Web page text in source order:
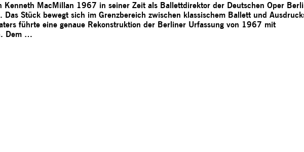
Kenneth MacMillan 1967 in seiner Zeit als Ballettdirektor der Deutschen Oper
Stück bewegt sich im Grenzbereich zwischen klassischem Ballett und
führte eine genaue Rekonstruktion der Berliner Urfassung von 1967 mit
Dem …